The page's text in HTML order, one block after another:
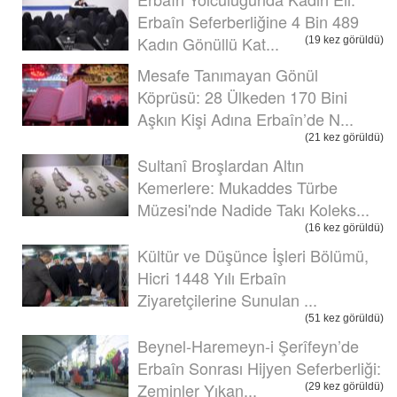
Erbaîn Seferberliğine 4 Bin 489
Kadın Gönüllü Kat...
(19 kez görüldü)
Mesafe Tanımayan Gönül
Köprüsü: 28 Ülkeden 170 Bini
Aşkın Kişi Adına Erbaîn’de N...
(21 kez görüldü)
Sultanî Broşlardan Altın
Kemerlere: Mukaddes Türbe
Müzesi'nde Nadide Takı Koleks...
(16 kez görüldü)
Kültür ve Düşünce İşleri Bölümü,
Hicri 1448 Yılı Erbaîn
Ziyaretçilerine Sunulan ...
(51 kez görüldü)
Beynel-Haremeyn-i Şerîfeyn’de
Erbaîn Sonrası Hijyen Seferberliği:
Zeminler Yıkan...
(29 kez görüldü)